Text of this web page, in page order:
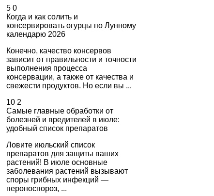
5 0
Когда и как солить и
консервировать огурцы по Лунному
календарю 2026
Конечно, качество консервов
зависит от правильности и точности
выполнения процесса
консервации, а также от качества и
свежести продуктов. Но если вы ...
10 2
Самые главные обработки от
болезней и вредителей в июле:
удобный список препаратов
Ловите июльский список
препаратов для защиты ваших
растений! В июле основные
заболевания растений вызывают
споры грибных инфекций —
пероноспороз, ...